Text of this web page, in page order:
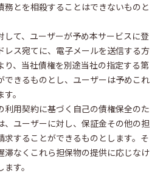
務とを相殺することはできないものと
して、ユーザーが予め本サービスに登
レス宛てに、電子メールを送信する方
り、当社債権を別途当社の指定する第
できるものとし、ユーザーは予めこれ
。
利用契約に基づく自己の債権保全のた
、ユーザーに対し、保証金その他の担
求することができるものとします。そ
滞なくこれら担保物の提供に応じなけ
す。